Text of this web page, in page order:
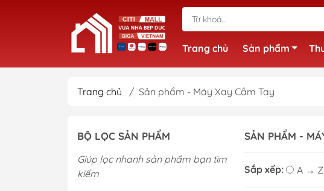
Trang chủ
Sản phẩm
Trang chủ / Sản phẩm - Máy Xay Cầm Tay
SẢN PHẨM -
Sắp xếp: A → Z
BỘ LỌC SẢN PHẨM
Giúp lọc nhanh sản phẩm bạn tìm
kiếm